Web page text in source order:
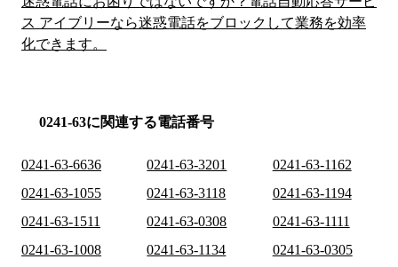
ス アイブリーなら迷惑電話をブロックして業務を効率
化できます。
0241-63に関連する電話番号
0241-63-6636 0241-63-3201
0241-63-1162
0241-63-1055
0241-63-3118
0241-63-1194
0241-63-1511
0241-63-0308
0241-63-1111
0241-63-1008
0241-63-1134
0241-63-0305